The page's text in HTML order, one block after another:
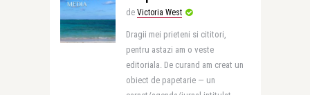
de Victoria West
Dragii mei prieteni si cititori,
pentru astazi am o veste
editoriala. De curand am creat un
obiect de papetarie — un